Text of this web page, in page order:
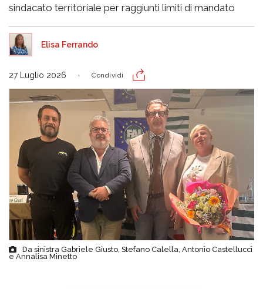
sindacato territoriale per raggiunti limiti di mandato
Elisa Ferrando
27 Luglio 2026 Condividi
Da sinistra Gabriele Giusto, Stefano Calella, Antonio Castellucci
e Annalisa Minetto